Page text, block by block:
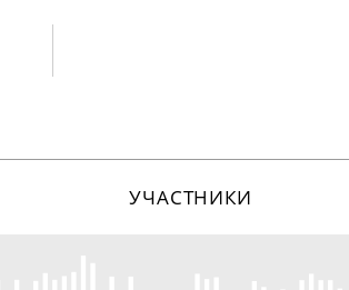
УЧАСТНИКИ